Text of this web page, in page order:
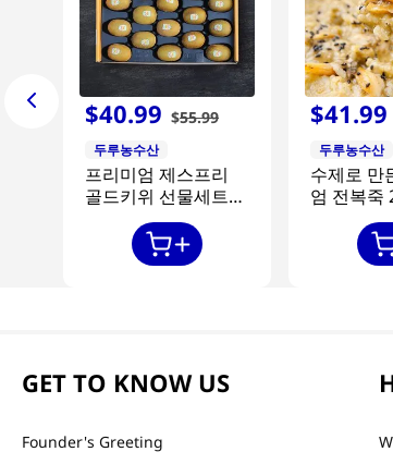
$40.99 $55.99
두루농수산
프리미엄 제스프리
골드키위 선물세트
$41.99
두루농수산
수제로 만
엄 전복죽
GET TO KNOW US
Founder's Greeting